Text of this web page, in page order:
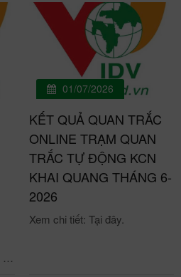
01/07/2026
KẾT QUẢ QUAN TRẮC
ONLINE TRẠM QUAN
TRẮC TỰ ĐỘNG KCN
KHAI QUANG THÁNG 6-
2026
Xem chi tiết: Tại đây.